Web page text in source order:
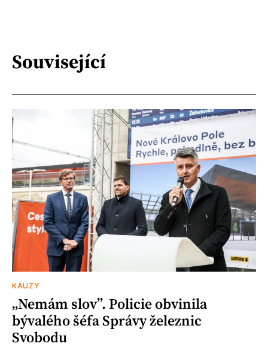
Související
KAUZY
„Nemám slov”. Policie obvinila
bývalého šéfa Správy železnic
Svobodu